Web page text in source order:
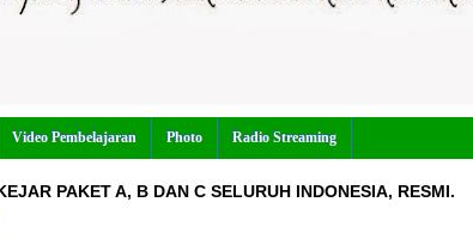
Video Pembelajaran Photo Radio Streaming
PAKET A, B DAN C SELURUH INDONESIA, RESMI.